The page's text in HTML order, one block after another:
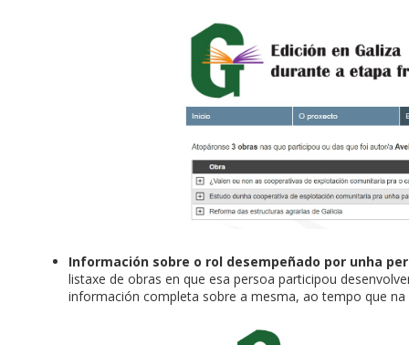
Información sobre o rol desempeñado por unha
listaxe de obras en que esa persoa participou
información completa sobre a mesma, ao tempo que